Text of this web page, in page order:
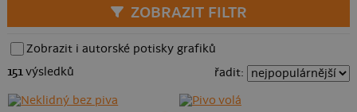
ZOBRAZIT FILTR
Zobrazit i autorské potisky grafiků
151výsledků řadit: